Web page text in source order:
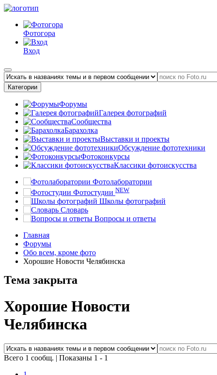
Фотогора
Вход
Категории
Форумы
Галерея фотографий
Сообщества
Барахолка
Выставки и проекты
Обсуждение фототехники
Фотоконкурсы
Классики фотоискусства
Фотолаборатории
Фотостудии NEW
Школы фотографий
Словарь
Вопросы и ответы
Главная
Форумы
Обо всем, кроме фото
Хорошие Новости Челябинска
Тема закрыта
Хорошие Новости
Челябинска
Всего 1 сообщ. | Показаны 1 - 1